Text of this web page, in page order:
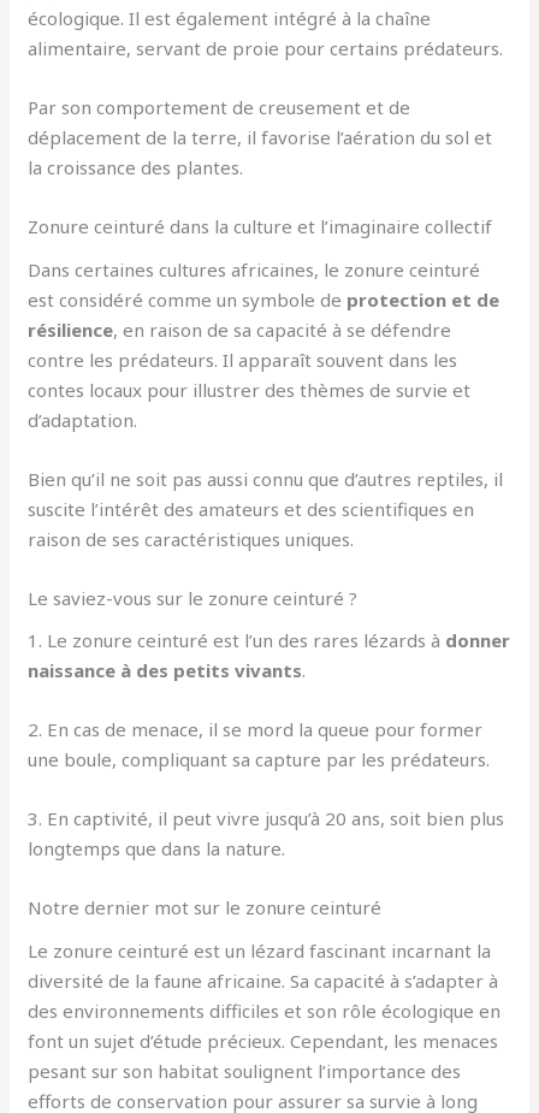
écologique. Il est également intégré à la chaîne
alimentaire, servant de proie pour certains prédateurs.
Par son comportement de creusement et de
déplacement de la terre, il favorise l’aération du sol et
la croissance des plantes.
Zonure ceinturé dans la culture et l’imaginaire collectif
Dans certaines cultures africaines, le zonure ceinturé
est considéré comme un symbole de protection et de
résilience, en raison de sa capacité à se défendre
contre les prédateurs. Il apparaît souvent dans les
contes locaux pour illustrer des thèmes de survie et
d’adaptation.
Bien qu’il ne soit pas aussi connu que d’autres reptiles, il
suscite l’intérêt des amateurs et des scientifiques en
raison de ses caractéristiques uniques.
Le saviez-vous sur le zonure ceinturé ?
1. Le zonure ceinturé est l’un des rares lézards à donner
naissance à des petits vivants.
2. En cas de menace, il se mord la queue pour former
une boule, compliquant sa capture par les prédateurs.
3. En captivité, il peut vivre jusqu’à 20 ans, soit bien plus
longtemps que dans la nature.
Notre dernier mot sur le zonure ceinturé
Le zonure ceinturé est un lézard fascinant incarnant la
diversité de la faune africaine. Sa capacité à s’adapter à
des environnements difficiles et son rôle écologique en
font un sujet d’étude précieux. Cependant, les menaces
pesant sur son habitat soulignent l’importance des
efforts de conservation pour assurer sa survie à long